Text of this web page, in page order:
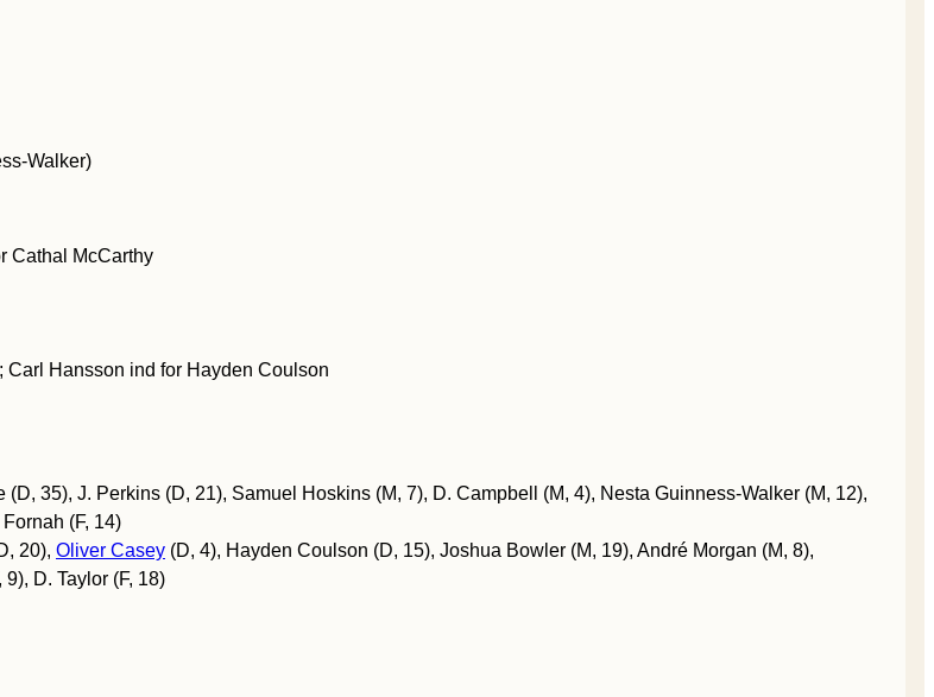
Walker)
Cathal McCarthy
Carl Hansson ind for Hayden Coulson
35), J. Perkins (D, 21), Samuel Hoskins (M, 7), D. Campbell (M, 4), Nesta Guinness-Walker (M, 12),
(F, 14)
20), Oliver Casey (D, 4), Hayden Coulson (D, 15), Joshua Bowler (M, 19), André Morgan (M, 8),
9), D. Taylor (F, 18)